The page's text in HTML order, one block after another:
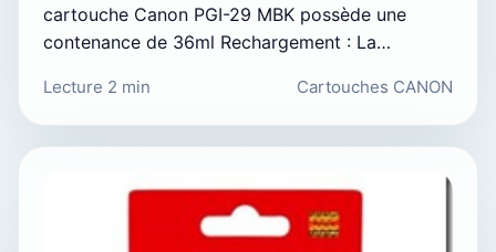
cartouche Canon PGI-29 MBK possède une
contenance de 36ml Rechargement : La…
Lecture 2 min Cartouches CANON